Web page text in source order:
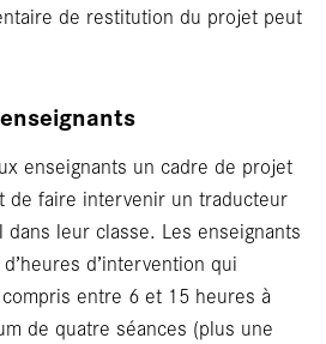
de restitution du projet peut
enseignants un cadre de projet
de faire intervenir un traducteur
leur classe. Les enseignants
d’intervention qui
entre 6 et 15 heures à
de quatre séances (plus une